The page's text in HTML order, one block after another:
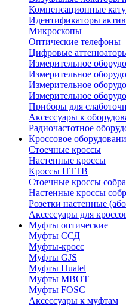
Компенсационные
Идентификаторы
Микроскопы
Оптические телефоны
Цифровые
Измерительное
Измерительное
Измерительное
Измерительное
Приборы для
Аксессуары к
Радиочастотное
Кроссовое
Стоечные кроссы
Настенные кроссы
Кроссы HTTB
Стоечные кроссы
Настенные кроссы
Розетки настенные
Аксессуары для
Муфты оптические
Муфты ССД
Муфты-кросс
Муфты GJS
Муфты Huatel
Муфты МВОТ
Муфты FOSC
Аксессуары к муфтам